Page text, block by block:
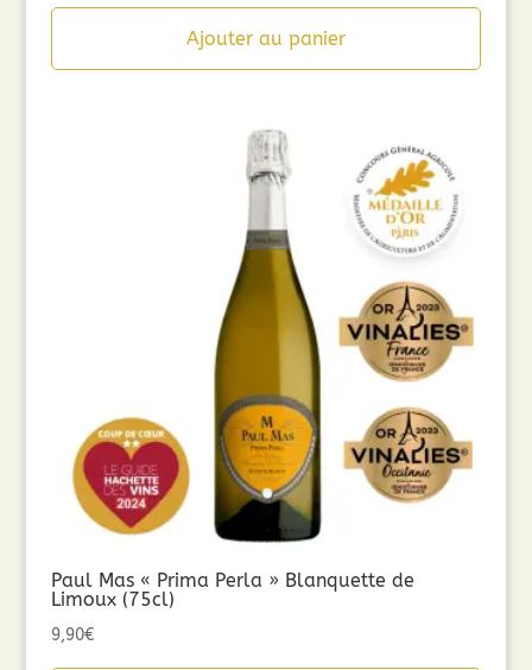
Ajouter au panier
Paul Mas « Prima Perla » Blanquette de
Limoux (75cl)
9,90€